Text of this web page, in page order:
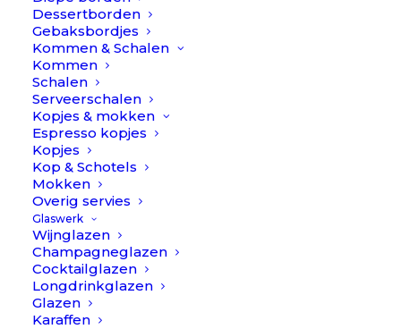
Dessertborden
Gebaksbordjes
Kommen & Schalen
Kommen
Schalen
Serveerschalen
Kopjes & mokken
Espresso kopjes
Kopjes
Kop & Schotels
Mokken
Overig servies
Glaswerk
Wijnglazen
Champagneglazen
Cocktailglazen
Longdrinkglazen
Glazen
Karaffen
klantbeoordeling
We are in love… Dit is zo’n prachtig servies! Nougat doet
zijn naam eer aan met dit mooie spectaculaire design. Dit
is de kleinste kom van de serie. Een prima kommetje voor
een ontbijtje of het serveren van een nootje. Met een
diameter van bijna 16 cm kan je dit kommetje ook
prachtig stapelen op je diner/dessertbord, voor een
mooie luxe gedekte tafel.
DIA 15,7 x H 5,4 cm
Nougat
Pomax
aantal
TOEVOEGEN AAN WINKELWAGEN